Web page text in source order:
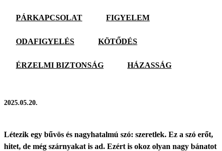
PÁRKAPCSOLAT FIGYELEM
ODAFIGYELÉS KÖTŐDÉS
ÉRZELMI BIZTONSÁG HÁZASSÁG
2025.05.20.
Létezik egy bűvös és nagyhatalmú szó: szeretlek. Ez a szó erőt,
hitet, de még szárnyakat is ad. Ezért is okoz olyan nagy bánatot